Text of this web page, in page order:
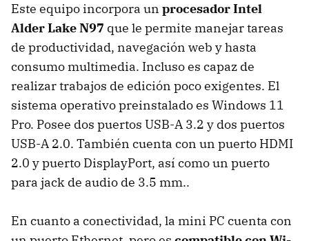
Este equipo incorpora un procesador Intel
Alder Lake N97 que le permite manejar tareas
de productividad, navegación web y hasta
consumo multimedia. Incluso es capaz de
realizar trabajos de edición poco exigentes. El
sistema operativo preinstalado es Windows 11
Pro. Posee dos puertos USB-A 3.2 y dos puertos
USB-A 2.0. También cuenta con un puerto HDMI
2.0 y puerto DisplayPort, así como un puerto
para jack de audio de 3.5 mm..
En cuanto a conectividad, la mini PC cuenta con